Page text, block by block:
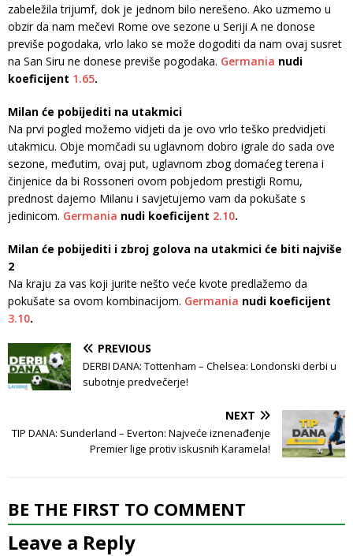
zabeležila trijumf, dok je jednom bilo nerešeno. Ako uzmemo u
obzir da nam mečevi Rome ove sezone u Seriji A ne donose
previše pogodaka, vrlo lako se može dogoditi da nam ovaj susret
na San Siru ne donese previše pogodaka. Germania nudi
koeficijent 1.65.
Milan će pobijediti na utakmici
Na prvi pogled možemo vidjeti da je ovo vrlo teško predvidjeti
utakmicu. Obje momčadi su uglavnom dobro igrale do sada ove
sezone, međutim, ovaj put, uglavnom zbog domaćeg terena i
činjenice da bi Rossoneri ovom pobjedom prestigli Romu,
prednost dajemo Milanu i savjetujemo vam da pokušate s
jedinicom. Germania nudi koeficijent 2.10.
Milan će pobijediti i zbroj golova na utakmici će biti najviše
2
Na kraju za vas koji jurite nešto veće kvote predlažemo da
pokušate sa ovom kombinacijom. Germania nudi koeficijent
3.10.
PREVIOUS
DERBI DANA: Tottenham – Chelsea: Londonski derbi u
subotnje predvečerje!
NEXT
TIP DANA: Sunderland – Everton: Najveće iznenađenje
Premier lige protiv iskusnih Karamela!
BE THE FIRST TO COMMENT
Leave a Reply